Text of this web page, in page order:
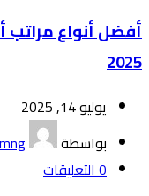
أفضل أنواع
2025
يوليو 14, 2025
بواسطة
0التعليقات